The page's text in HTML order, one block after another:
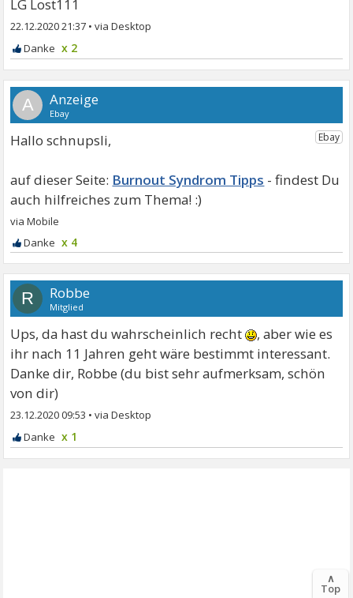
LG Lost111
22.12.2020 21:37 •
x 2
A
Hallo schnupsli,
Burnout Syndrom Tipps
x 4
R Robbe
Mitglied
Ups, da hast du wahrscheinlich recht
, aber wie es
ihr nach 11 Jahren geht wäre bestimmt interessant.
Danke dir, Robbe (du bist sehr aufmerksam, schön
von dir)
23.12.2020 09:53 •
x 1
∧
Top